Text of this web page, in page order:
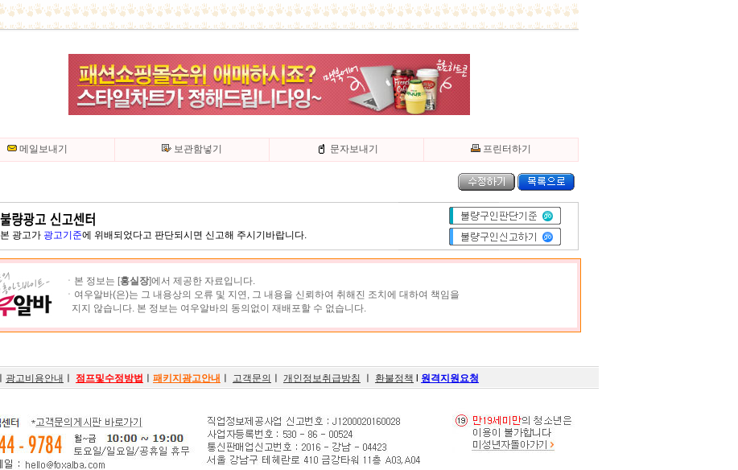
메일보내기 보관함넣기 문자보내기 프린터하기
본 광고가 광고기준에 위배되었다고 판단되시면 신고해 주시기바랍니다.
ㆍ본 정보는 [홍실장]에서 제공한 자료입니다.
ㆍ여우알바(은)는 그 내용상의 오류 및 지연, 그 내용을 신뢰하여 취해진 조치에 대하여 책임을
지지 않습니다. 본 정보는 여우알바의 동의없이 재배포할 수 없습니다.
광고비용안내 점프및수정방법 패키지광고안내 고객문의 개인정보취급방침 환불정책 원격지원요청